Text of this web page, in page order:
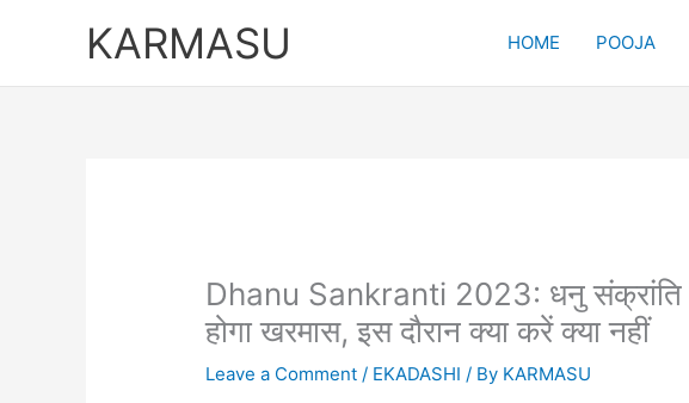
KARMASU HOME POOJA
Dhanu Sankranti 2023: धनु
होगा खरमास, इस दौरान क्या करें क्या नहीं
Leave a Comment / EKADASHI / By KARMASU